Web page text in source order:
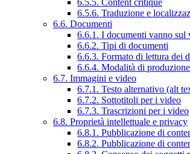
6.5.5. Content critique
6.5.6. Traduzione e
6.6. Documenti
6.6.1. I documenti vanno sul
6.6.2. Tipi di documenti
6.6.3. Formato di lettura dei
6.6.4. Modalità di
6.7. Immagini e video
6.7.1. Testo alternativo (alt
6.7.2. Sottotitoli per i video
6.7.3. Trascrizioni per i video
6.8. Proprietà intellettuale e privacy
6.8.1. Pubblicazione di
6.8.2. Pubblicazione di